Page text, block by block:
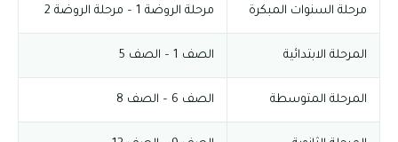
مرحلة السنوات المبكرة مرحلة الروضة 1 – مرحلة الروضة 2
المرحلة الابتدائية الصف 1 – الصف 5
المرحلة المتوسطة الصف 6 – الصف 8